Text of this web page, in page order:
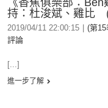
《香蕉俱樂部：
持：杜浚斌、雞比
2019/04/11 22:00:15 (第
評論
[...]
進一步了解